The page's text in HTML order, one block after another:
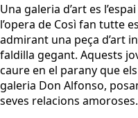
Una galeria d’art es
l’opera de Così fan tutte
admirant una peça d’art
faldilla gegant. Aquests
caure en el parany que
galeria Don Alfonso,
seves relacions amoroses.